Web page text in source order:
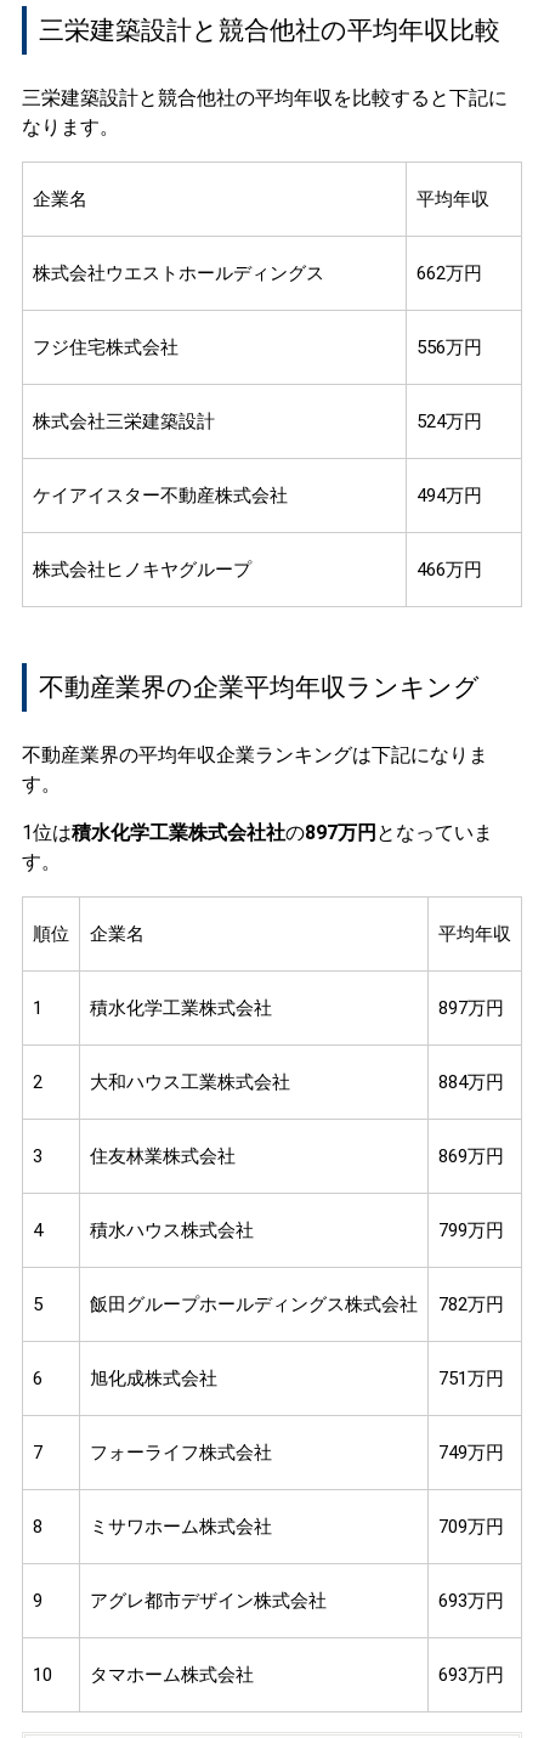
三栄建築設計と競合他社の平均年収比較
三栄建築設計と競合他社の平均年収を比較すると下記に
なります。
企業名 平均年収
株式会社ウエストホールディングス 662万円
フジ住宅株式会社 556万円
株式会社三栄建築設計 524万円
ケイアイスター不動産株式会社 494万円
株式会社ヒノキヤグループ 466万円
不動産業界の企業平均年収ランキング
不動産業界の平均年収企業ランキングは下記になりま
す。
1位は積水化学工業株式会社社の897万円 となっていま
す。
順位 企業名 平均年収
1 積水化学工業株式会社 897万円
2 大和ハウス工業株式会社 884万円
3 住友林業株式会社 869万円
4 積水ハウス株式会社 799万円
5 飯田グループホールディングス株式会社 782万円
6 旭化成株式会社 751万円
7 フォーライフ株式会社 749万円
8 ミサワホーム株式会社 709万円
9 アグレ都市デザイン株式会社 693万円
10 タマホーム株式会社 693万円